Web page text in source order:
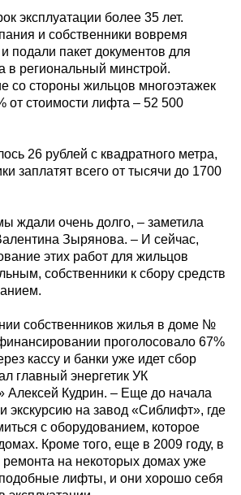
эксплуатации более 35 лет.
и собственники вовремя
подали пакет документов для
в региональный минстрой.
со стороны жильцов многоэтажек
от стоимости лифта – 52 500
26 рублей с квадратного метра,
заплатят всего от тысячи до 1700
ждали очень долго, – заметила
Зырянова. – И сейчас,
этих работ для жильцов
собственники к сбору средств
собственников жилья в доме №
проголосовало 67%
кассу и банки уже идет сбор
главный энергетик УК
Алексей Кудрин. – Еще до начала
экскурсию на завод «Сиблифт», где
с оборудованием, которое
Кроме того, еще в 2009 году, в
ремонта на некоторых домах уже
лифты, и они хорошо себя